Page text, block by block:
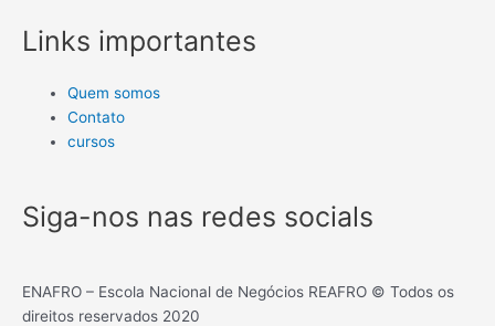
Links importantes
Quem somos
Contato
cursos
Siga-nos nas redes socials
ENAFRO – Escola Nacional de Negócios REAFRO © Todos os
direitos reservados 2020